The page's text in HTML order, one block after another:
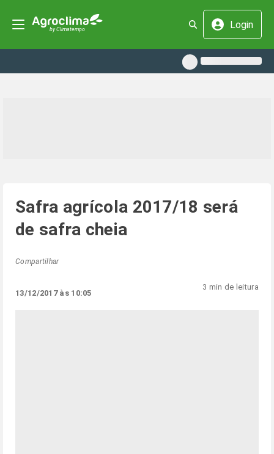
Login
Safra agrícola 2017/18 será
de safra cheia
Compartilhar
13/12/2017 às 10:05
3 min de leitura